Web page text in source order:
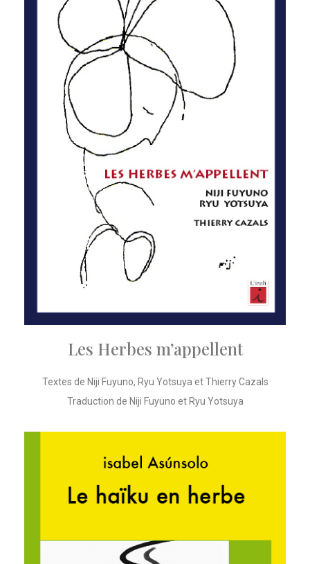
Les Herbes m’appellent
Textes de Niji Fuyuno, Ryu Yotsuya et Thierry Cazals
Traduction de Niji Fuyuno et Ryu Yotsuya